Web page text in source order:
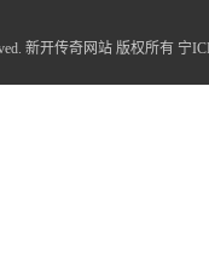
新开传奇网站 版权所有 宁